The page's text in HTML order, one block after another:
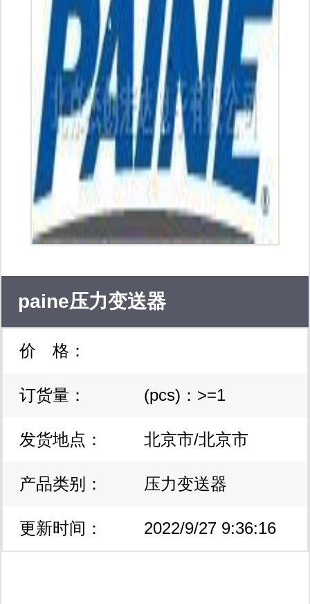
品牌：维安，芯迈(储能和bms)，泰为
（dsp）博思 迈巨微 fairchildir仙童、
everlight亿光、华邦、威士顿，st、
nxp、wsidom、mps、ti、on、vishay
及国内知名品牌二、三极管和各类偏冷
门和军工级民用ic产品。 品质：质量保
证、可提供产品承认书，sgs环保报
随时与我们联系，谦虚有礼的专业人员
会为您解答各种问题，提供专业服务。
深圳市联大实业有限公司自创建以来，
始终专注于仪器/仪表/工业自动化/电气
创意，严把质量关口，全方位的服务跟
踪，坚持做出高品质产品。本着“追
求、员工、技术、精神、利益”10字宗
paine压力变送器
价 格：
订货量： (pcs)：>=1
发货地点： 北京市/北京市
产品类别： 压力变送器
更新时间： 2022/9/27 9:36:16